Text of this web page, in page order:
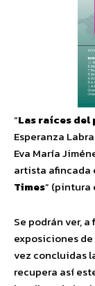
“Las raíces del
Esperanza
Eva María
artista afincada
Times” (pintura
Se podrán ver,
exposiciones de
vez concluidas
recupera así